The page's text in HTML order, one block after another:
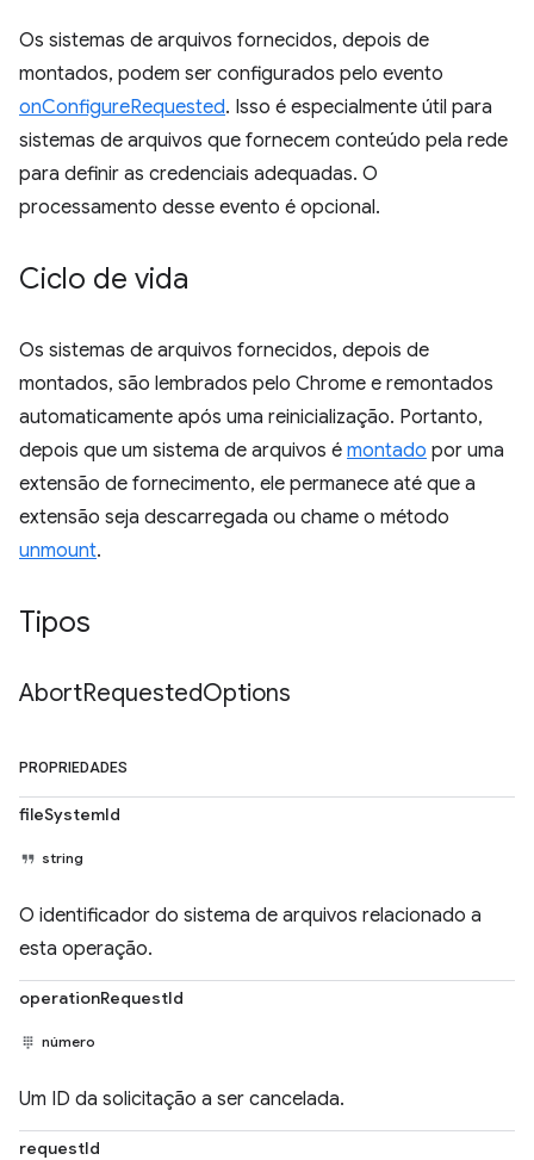
Os sistemas de arquivos fornecidos, depois de
montados, podem ser configurados pelo evento
onConfigureRequested. Isso é especialmente útil para
sistemas de arquivos que fornecem conteúdo pela rede
para definir as credenciais adequadas. O
processamento desse evento é opcional.
Ciclo de vida
Os sistemas de arquivos fornecidos, depois de
montados, são lembrados pelo Chrome e remontados
automaticamente após uma reinicialização. Portanto,
depois que um sistema de arquivos é montado por uma
extensão de fornecimento, ele permanece até que a
extensão seja descarregada ou chame o método
unmount.
Tipos
AbortRequestedOptions
PROPRIEDADES
fileSystemId
string
O identificador do sistema de arquivos relacionado a
esta operação.
operationRequestId
número
Um ID da solicitação a ser cancelada.
requestId